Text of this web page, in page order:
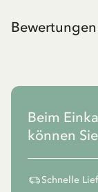
Beim
können
Schnelle